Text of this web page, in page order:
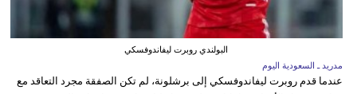
البولندي روبرت ليفاندوفسكي
مدريد ـ السعودية اليوم
عندما قدم روبرت ليفاندوفسكي إلى برشلونة، لم تكن الصفقة مجرد التعاقد مع